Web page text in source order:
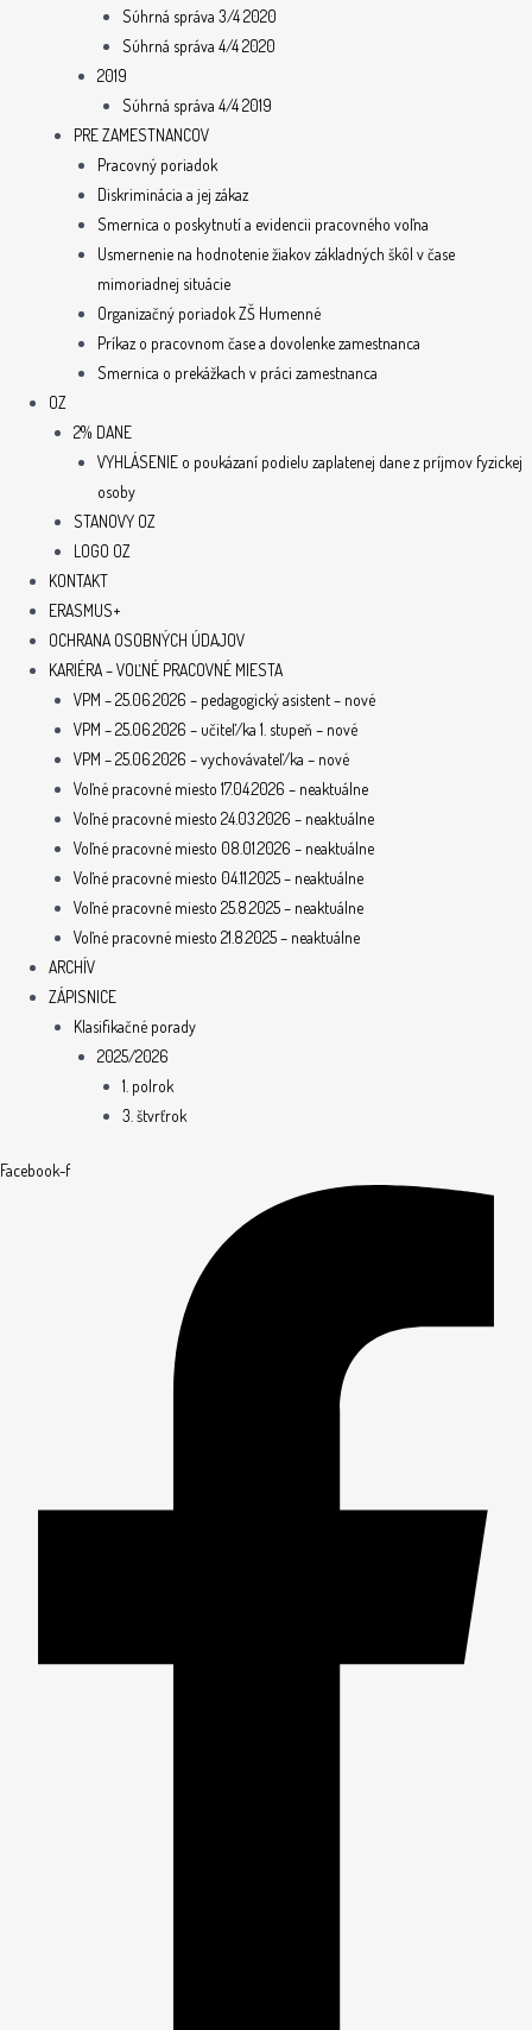
Súhrná správa 3/4 2020
Súhrná správa 4/4 2020
2019
Súhrná správa 4/4 2019
PRE ZAMESTNANCOV
Pracovný poriadok
Diskriminácia a jej zákaz
Smernica o poskytnutí a evidencii pracovného voľna
Usmernenie na hodnotenie žiakov základných škôl v čase
mimoriadnej situácie
Organizačný poriadok ZŠ Humenné
Príkaz o pracovnom čase a dovolenke zamestnanca
Smernica o prekážkach v práci zamestnanca
OZ
2% DANE
VYHLÁSENIE o poukázaní podielu zaplatenej dane z príjmov fyzickej
osoby
STANOVY OZ
LOGO OZ
KONTAKT
ERASMUS+
OCHRANA OSOBNÝCH ÚDAJOV
KARIÉRA – VOĽNÉ PRACOVNÉ MIESTA
VPM – 25.06.2026 – pedagogický asistent – nové
VPM – 25.06.2026 – učiteľ/ka 1. stupeň – nové
VPM – 25.06.2026 – vychovávateľ/ka – nové
Voľné pracovné miesto 17.04.2026 – neaktuálne
Voľné pracovné miesto 24.03.2026 – neaktuálne
Voľné pracovné miesto 08.01.2026 – neaktuálne
Voľné pracovné miesto 04.11.2025 – neaktuálne
Voľné pracovné miesto 25.8.2025 – neaktuálne
Voľné pracovné miesto 21.8.2025 – neaktuálne
ARCHÍV
ZÁPISNICE
Klasifikačné porady
2025/2026
1. polrok
3. štvrťrok
Facebook-f